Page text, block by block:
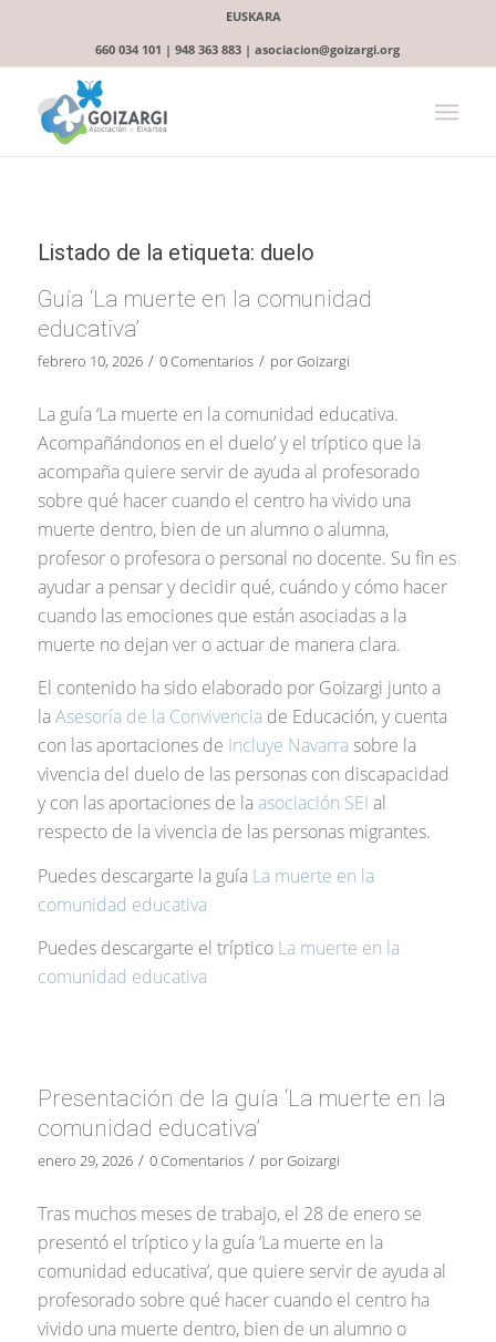
EUSKARA
660 034 101 | 948 363 883 | asociacion@goizargi.org
Listado de la etiqueta: duelo
Guía ‘La muerte en la comunidad
educativa’
febrero 10, 2026 / 0 Comentarios / porGoizargi
La guía ‘La muerte en la comunidad educativa.
Acompañándonos en el duelo’ y el tríptico que la
acompaña quiere servir de ayuda al profesorado
sobre qué hacer cuando el centro ha vivido una
muerte dentro, bien de un alumno o alumna,
profesor o profesora o personal no docente. Su fin es
ayudar a pensar y decidir qué, cuándo y cómo hacer
cuando las emociones que están asociadas a la
muerte no dejan ver o actuar de manera clara.
El contenido ha sido elaborado por Goizargi junto a
la Asesoría de la Convivencia de Educación, y cuenta
con las aportaciones de Incluye Navarra sobre la
vivencia del duelo de las personas con discapacidad
y con las aportaciones de la asociación SEI al
respecto de la vivencia de las personas migrantes.
Puedes descargarte la guía La muerte en la
comunidad educativa
Puedes descargarte el tríptico La muerte en la
comunidad educativa
Presentación de la guía ‘La muerte en la
comunidad educativa’
enero 29, 2026 / 0 Comentarios / porGoizargi
Tras muchos meses de trabajo, el 28 de enero se
presentó el tríptico y la guía ‘La muerte en la
comunidad educativa’, que quiere servir de ayuda al
profesorado sobre qué hacer cuando el centro ha
vivido una muerte dentro, bien de un alumno o